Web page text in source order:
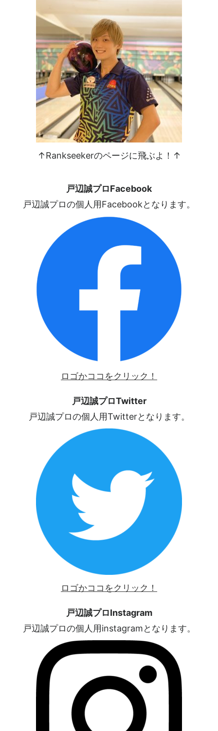
↑Rankseekerのページに飛ぶよ！↑
戸辺誠プロFacebook
戸辺誠プロの個人用Facebookとなります。
ロゴかココをクリック！
戸辺誠プロTwitter
戸辺誠プロの個人用Twitterとなります。
ロゴかココをクリック！
戸辺誠プロInstagram
戸辺誠プロの個人用instagramとなります。